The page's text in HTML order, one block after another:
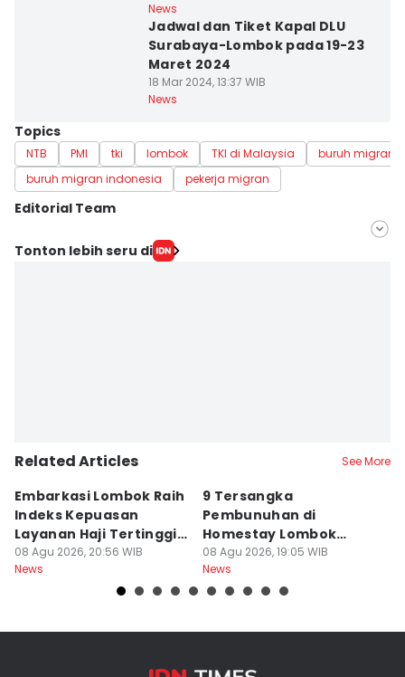
News
Jadwal dan Tiket Kapal DLU
Surabaya-Lombok pada 19-23
Maret 2024
18 Mar 2024, 13:37 WIB
News
Topics
NTB PMI tki lombok TKI di Malaysia
buruh migran
buruh migran indonesia
pekerja migran
Editorial Team
Editor
Tonton lebih seru di
Related Articles See More
Embarkasi Lombok Raih
Indeks Kepuasan
Layanan Haji Tertinggi
Nasional
08 Agu 2026, 20:56 WIB
News
9 Tersangka
Pembunuhan di
Homestay Lombok
Barat Dilimpahkan ke
Jaksa
08 Agu 2026, 19:05 WIB
News